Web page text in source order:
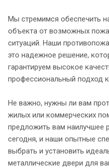
Мы стремимся обеспечить
объекта от возможных
ситуаций. Наши
это надежное решение,
гарантируем высокое
профессиональный подход к
Не важно, нужны ли вам
жилых или коммерческих
предложить вам наилучшее
сегодня, и наши опытные
выбрать и установить
металлические двери для